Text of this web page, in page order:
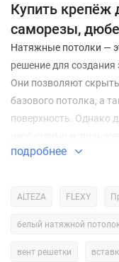
Купить крепёж
саморезы,
Натяжные потолки —
решение для создания
Они позволяют
базового потолка, а
поверхность. Однако
обеспечит надёжное и
профилей и багетов к
подробнее
ALTEZA FLEXY
белый натяжной
вент решетки